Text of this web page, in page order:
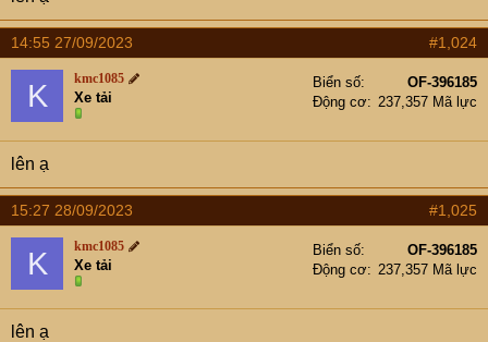
14:55 27/09/2023 #1,024
K kmc1085
Xe tải
Biển số
OF-396185
Động cơ
237,357 Mã lực
lên ạ
15:27 28/09/2023 #1,025
K kmc1085
Xe tải
Biển số
OF-396185
Động cơ
237,357 Mã lực
lên ạ